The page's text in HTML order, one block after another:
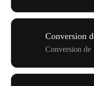
Conversion
Conversion